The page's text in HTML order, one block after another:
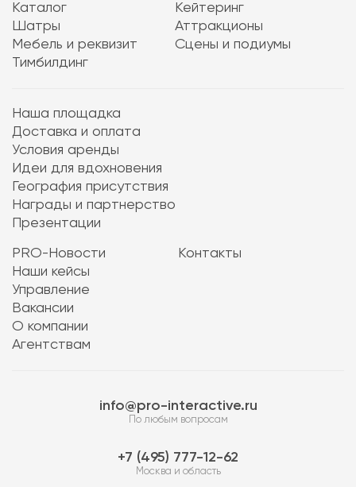
Каталог
Кейтеринг
Шатры
Аттракционы
Мебель и реквизит
Сцены и подиумы
Тимбилдинг
Наша площадка
Доставка и оплата
Условия аренды
Идеи для вдохновения
География присутствия
Награды и партнерство
Презентации
PRO-Новости
Наши кейсы
Управление
Вакансии
О компании
Агентствам
Контакты
info@pro-interactive.ru
По любым вопросам
7 (495) 777-12-62
Москва и область